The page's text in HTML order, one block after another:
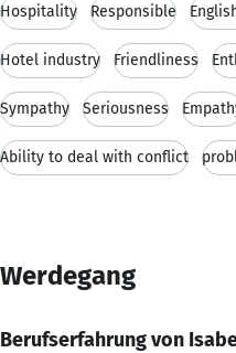
Hospitality Responsible
Hotel industry Friendliness
Sympathy Seriousness
Ability to deal with conflict
Werdegang
Berufserfahrung von